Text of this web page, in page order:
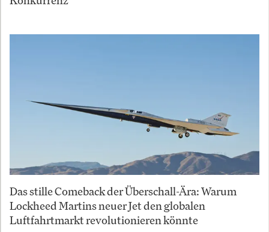
Das stille Comeback der Überschall-Ära: Warum
Lockheed Martins neuer Jet den globalen
Luftfahrtmarkt revolutionieren könnte